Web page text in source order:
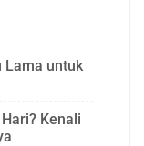
Lama untuk
Kenali